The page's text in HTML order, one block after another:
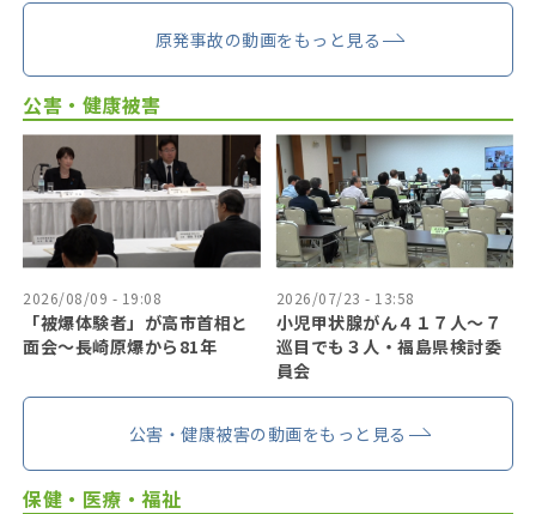
原発事故の動画をもっと見る
公害・健康被害
2026/08/09 - 19:08
「被爆体験者」が高市首相と
面会～長崎原爆から81年
2026/07/23 - 13:58
小児甲状腺がん４１７人〜７
巡目でも３人・福島県検討委
員会
公害・健康被害の動画をもっと見る
保健・医療・福祉